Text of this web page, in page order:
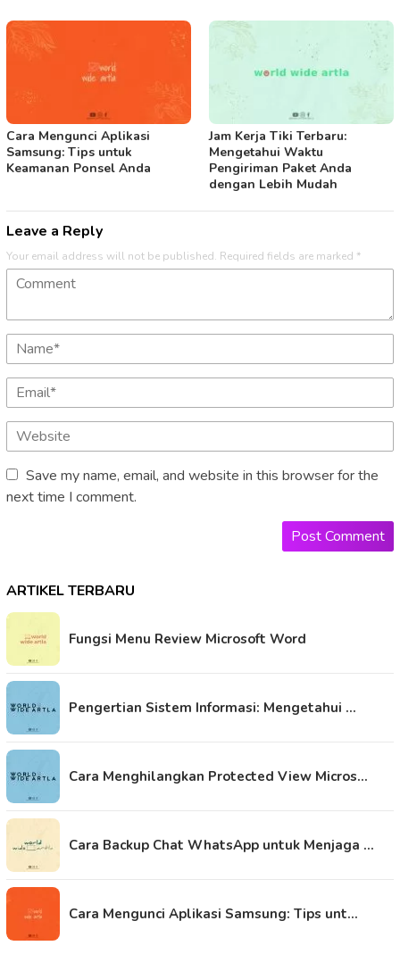
Cara Mengunci Aplikasi
Samsung: Tips untuk
Keamanan Ponsel Anda
Jam Kerja Tiki Terbaru:
Mengetahui Waktu
Pengiriman Paket Anda
dengan Lebih Mudah
Leave a Reply
Your email address will not be published. Required fields are marked *
Save my name, email, and website in this browser for the
next time I comment.
ARTIKEL TERBARU
Fungsi Menu Review Microsoft Word
Pengertian Sistem Informasi: Mengetahui …
Cara Menghilangkan Protected View Micros…
Cara Backup Chat WhatsApp untuk Menjaga …
Cara Mengunci Aplikasi Samsung: Tips unt…